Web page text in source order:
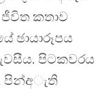
කතාව
ඡායාරූපය
පිටකවරය
පින්අැති